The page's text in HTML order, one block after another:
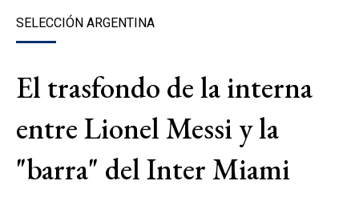
SELECCIÓN ARGENTINA
El trasfondo de la interna
entre Lionel Messi y la
"barra" del Inter Miami